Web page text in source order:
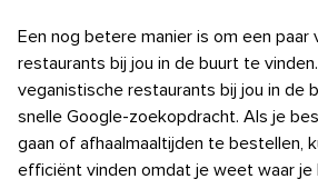
Een nog betere manier is om een ​​paar
restaurants bij jou in de buurt te
veganistische restaurants bij jou in de
snelle Google-zoekopdracht. Als je
gaan of afhaalmaaltijden te bestellen,
efficiënt vinden omdat je weet waar je